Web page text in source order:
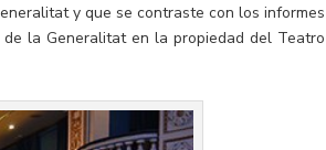
y que se contraste con los informes
la Generalitat en la propiedad del Teatro